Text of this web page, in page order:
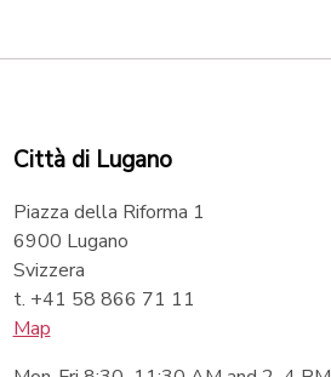
Città di Lugano
Piazza della Riforma 1
6900 Lugano
Svizzera
t. +41 58 866 71 11
Map